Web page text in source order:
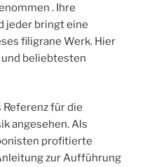
. Ihre
jeder bringt eine
filigrane Werk. Hier
beliebtesten
für die
angesehen. Als
profitierte
zur Aufführung